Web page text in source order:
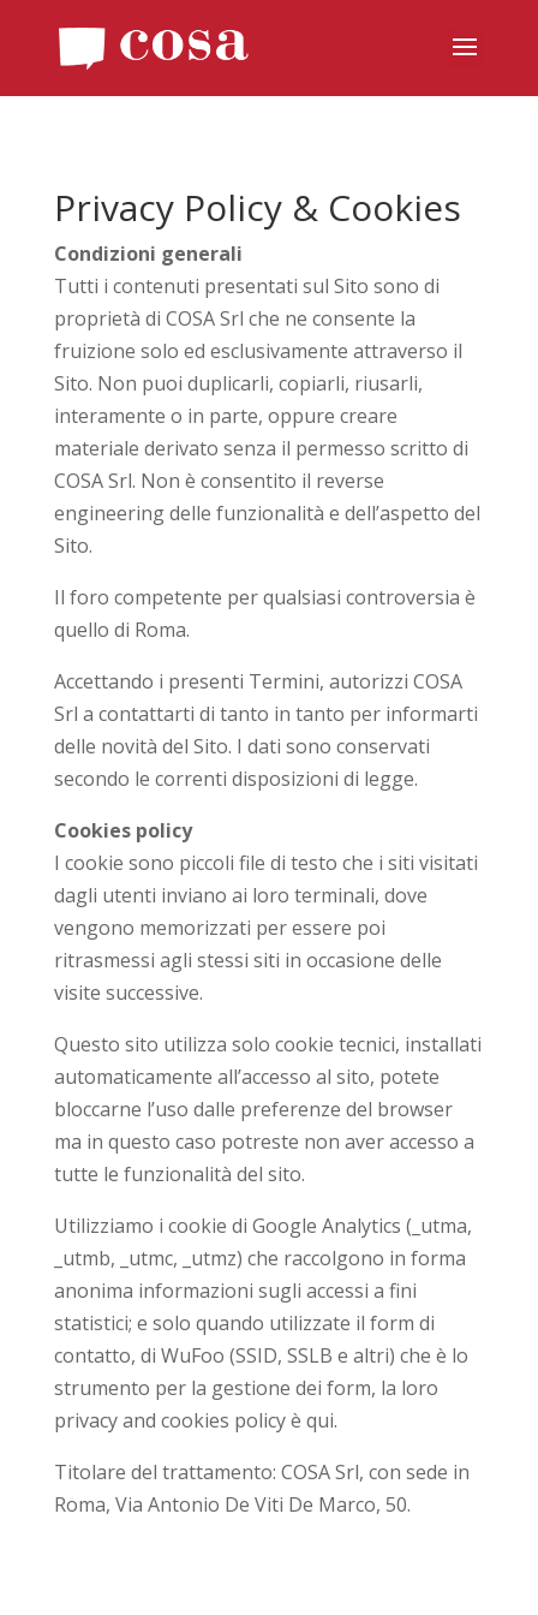
Privacy Policy & Cookies
Condizioni generali
Tutti i contenuti presentati sul Sito sono di
proprietà di COSA Srl che ne consente la
fruizione solo ed esclusivamente attraverso il
Sito. Non puoi duplicarli, copiarli, riusarli,
interamente o in parte, oppure creare
materiale derivato senza il permesso scritto di
COSA Srl. Non è consentito il reverse
engineering delle funzionalità e dell’aspetto del
Sito.
Il foro competente per qualsiasi controversia è
quello di Roma.
Accettando i presenti Termini, autorizzi COSA
Srl a contattarti di tanto in tanto per informarti
delle novità del Sito. I dati sono conservati
secondo le correnti disposizioni di legge.
Cookies policy
I cookie sono piccoli file di testo che i siti visitati
dagli utenti inviano ai loro terminali, dove
vengono memorizzati per essere poi
ritrasmessi agli stessi siti in occasione delle
visite successive.
Questo sito utilizza solo cookie tecnici, installati
automaticamente all’accesso al sito, potete
bloccarne l’uso dalle preferenze del browser
ma in questo caso potreste non aver accesso a
tutte le funzionalità del sito.
Utilizziamo i cookie di Google Analytics (_utma,
_utmb, _utmc, _utmz) che raccolgono in forma
anonima informazioni sugli accessi a fini
statistici; e solo quando utilizzate il form di
contatto, di WuFoo (SSID, SSLB e altri) che è lo
strumento per la gestione dei form, la loro
privacy and cookies policy è qui.
Titolare del trattamento: COSA Srl, con sede in
Roma, Via Antonio De Viti De Marco, 50.